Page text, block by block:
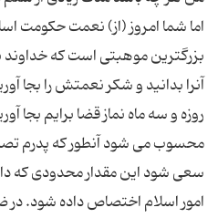
اما شما امروز (از) نعمت حکومت
بزرگترین موهبتى است که خداوند
روزه و سه ماه نماز قضا برایم بجا
محسوب مى شود آنطور که پدرم
سعى شود این مقدار محدودى که
امور اسلام اختصاص داده شود. در